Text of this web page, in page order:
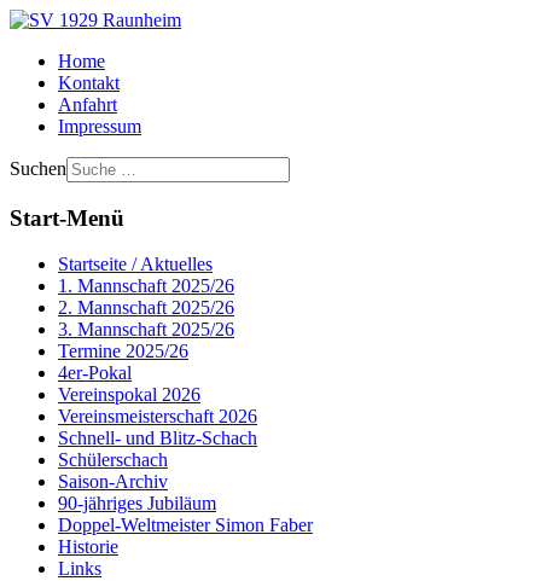
Home
Kontakt
Anfahrt
Impressum
Suchen
Start-Menü
Startseite / Aktuelles
1. Mannschaft 2025/26
2. Mannschaft 2025/26
3. Mannschaft 2025/26
Termine 2025/26
4er-Pokal
Vereinspokal 2026
Vereinsmeisterschaft 2026
Schnell- und Blitz-Schach
Schülerschach
Saison-Archiv
90-jähriges Jubiläum
Doppel-Weltmeister Simon Faber
Historie
Links